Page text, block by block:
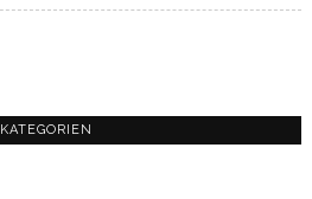
KATEGORIEN